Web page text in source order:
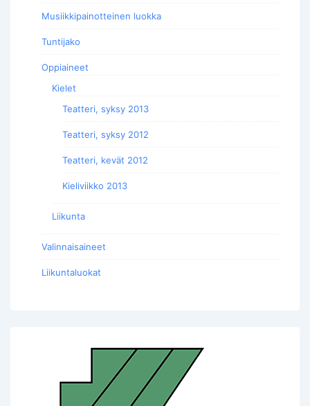
Musiikkipainotteinen luokka
Tuntijako
Oppiaineet
Kielet
Teatteri, syksy 2013
Teatteri, syksy 2012
Teatteri, kevät 2012
Kieliviikko 2013
Liikunta
Valinnaisaineet
Liikuntaluokat